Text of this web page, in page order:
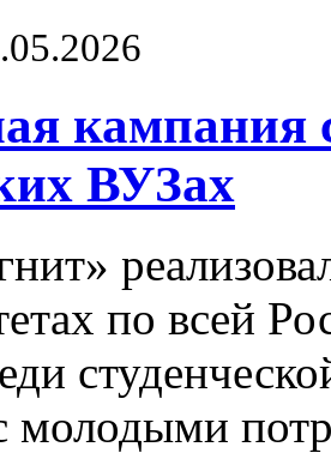
кампания
ВУЗах
по всей
молодыми